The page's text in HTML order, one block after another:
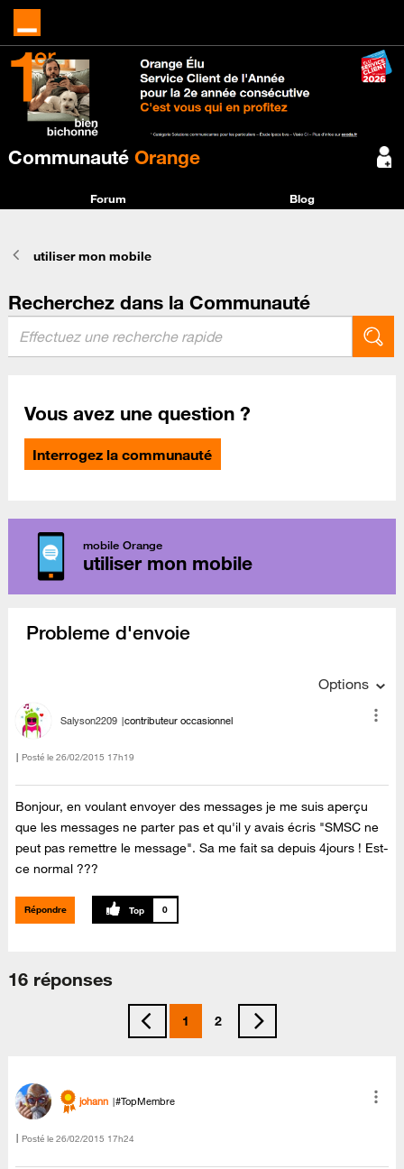
Communauté Orange
Forum Blog
utiliser mon mobile
Recherchez dans la Communauté
Vous avez une question ?
Interrogez la communauté
mobile Orange
utiliser mon mobile
Probleme d'envoie
Options
Salyson2209 contributeur occasionnel
Posté le ‎26/02/2015 17h19
Bonjour, en voulant envoyer des messages je me suis aperçu
que les messages ne parter pas et qu'il y avais écris "SMSC ne
peut pas remettre le message". Sa me fait sa depuis 4jours ! Est-
ce normal ???
Répondre 0
16 réponses
1 2
johann #TopMembre
Posté le ‎26/02/2015 17h24